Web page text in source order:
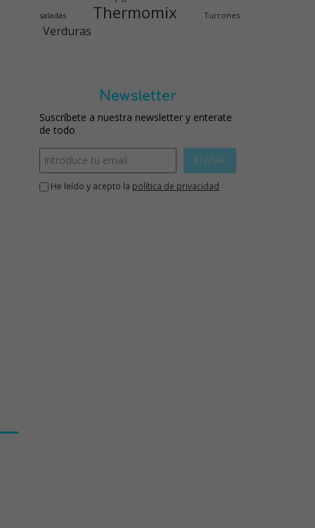
saladas
Thermomix Turrones
Verduras
Newsletter
Suscríbete a nuestra newsletter y enterate
de todo
ENVIAR
He leído y acepto la política de privacidad